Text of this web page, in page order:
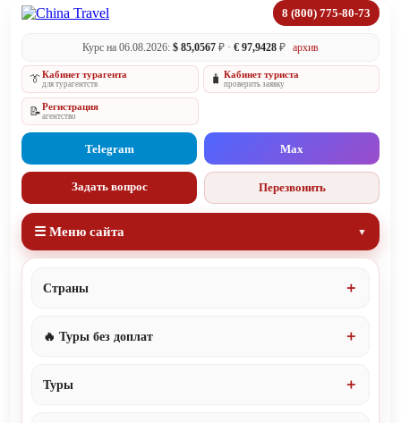
8 (800) 775-80-73
Курс на 06.08.2026: $ 85,0567 ₽ · € 97,9428 ₽ архив
👔Кабинет турагента
для турагентств 🧳 Кабинет туриста
проверить заявку
📝Регистрация
агентство
Telegram Max
Задать вопрос Перезвонить
☰ Меню сайта
Страны
🔥 Туры без доплат
Туры